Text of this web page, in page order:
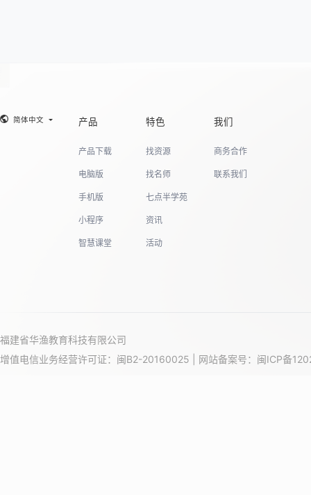
简体中文 产品
产品下载
电脑版
手机版
小程序
智慧课堂
特色
找资源
找名师
七点半学苑
资讯
活动
我们
商务合作
联系我们
福建省华渔教育科技有限公司
增值电信业务经营许可证：闽B2-20160025 | 网站备案号： 闽ICP备